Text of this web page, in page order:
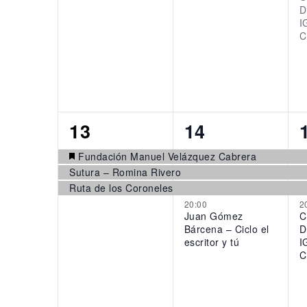
3
events,
13
Fundación Manuel Velázquez Cabrera
Sutura – Romina Rivero
Ruta de los Coroneles
4
events,
14
20:00
Juan Gómez
Bárcena – Ciclo el
escritor y tú